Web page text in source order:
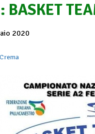
BASKET
2020